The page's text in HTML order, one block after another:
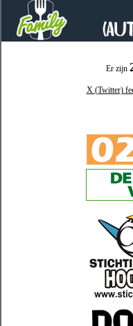
Er zijn
X (Twitter)